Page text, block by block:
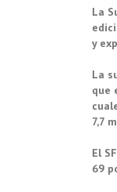
La
y
La
que
7,7
El
69